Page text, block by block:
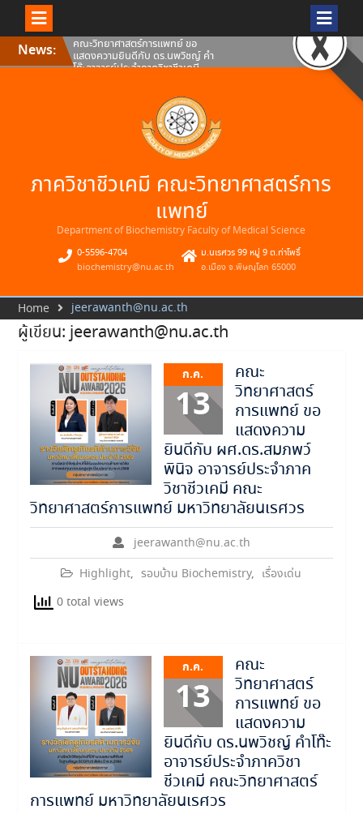
Skip
content
News:
มหาวิทยาลัยนเรศวร
คณะวิทยาศาสตร์การแพทย์
มหาวิทยาลัยนเรศวร ขอแสดงความ
คณะวิทยาศาสตร์การแพทย์ ขอ
แสดงความยินดีกับ ผศ.ดร.สมภพว์
พินิจ อาจารย์ประจำภาควิชาชีวเคมี
คณะวิทยาศาสตร์การแพทย์
ภาควิชาชีวเคมี คณะวิทยาศาสตร์การ
แพทย์
Department of Biochemistry Faculty of Medical Science
0-5596-4704
biochemistry@nu.ac.th
ม.นเรศวร 99 หมู่ 9 ต.ท่าโพธิ์
อ.เมือง จ.พิษณุโลก 65000
Home jeerawanth@nu.ac.th
ผู้เขียน: jeerawanth@nu.ac.th
ก.ค.
13
คณะ
วิทยาศาสตร์
การแพทย์ ขอ
แสดงความ
ยินดีกับ ผศ.ดร.สมภพว์
พินิจ อาจารย์ประจำภาค
วิชาชีวเคมี คณะ
วิทยาศาสตร์การแพทย์ มหาวิทยาลัยนเรศวร
jeerawanth@nu.ac.th
Highlight, รอบบ้าน Biochemistry, เรื่องเด่น
0 total views
ก.ค.
13
คณะ
วิทยาศาสตร์
การแพทย์ ขอ
แสดงความ
ยินดีกับ ดร.นพวิชญ์ คำโท๊ะ
อาจารย์ประจำภาควิชา
ชีวเคมี คณะวิทยาศาสตร์
การแพทย์ มหาวิทยาลัยนเรศวร